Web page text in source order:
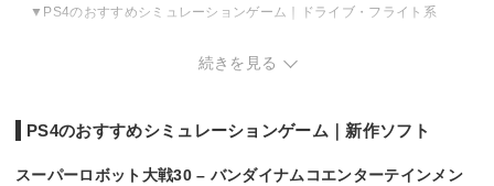
PS4のおすすめシミュレーションゲーム｜ドライブ・フライト系
PS4のおすすめシミュレーションゲーム｜育成系
PS4シミュレーションゲームソフトのAmazon・楽天市場ランキング
続きを見る
PS4のおすすめシミュレーションゲーム｜新作ソフト
スーパーロボット大戦30 – バンダイナムコエンターテインメン